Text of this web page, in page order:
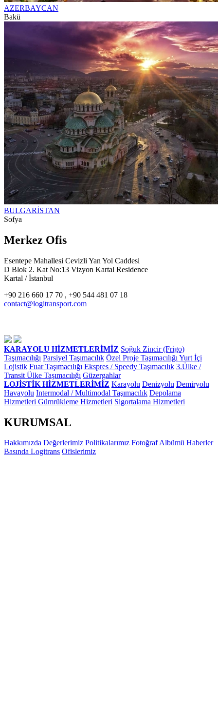
AZERBAYCAN
Bakü
BULGARİSTAN
Sofya
Merkez Ofis
Esentepe Mahallesi Cevizli Yan Yol Caddesi
D Blok 2. Kat No:13 Vizyon Kartal Residence
Kartal / İstanbul
+90 216 660 17 70 , +90 544 481 07 18
contact@logitransport.com
KARAYOLU HİZMETLERİMİZ Soğuk Zincir (Frigo)
Taşımacılığı Parsiyel Taşımacılık Özel Proje Taşımacılığı Yurt İçi
Lojistik Fuar Taşımacılığı Ekspres / Speedy Taşımacılık 3.Ülke /
Transit Ülke Taşımacılığı Güzergahlar
LOJİSTİK HİZMETLERİMİZ Karayolu Denizyolu Demiryolu
Havayolu Intermodal / Multimodal Taşımacılık Depolama
Hizmetleri Gümrükleme Hizmetleri Sigortalama Hizmetleri
KURUMSAL
Hakkımızda Değerlerimiz Politikalarımız Fotoğraf Albümü Haberler
Basında Logitrans Ofislerimiz